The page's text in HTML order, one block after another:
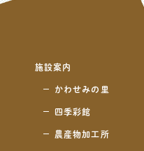
施設案内
かわせみの里
四季彩館
農産物加工所